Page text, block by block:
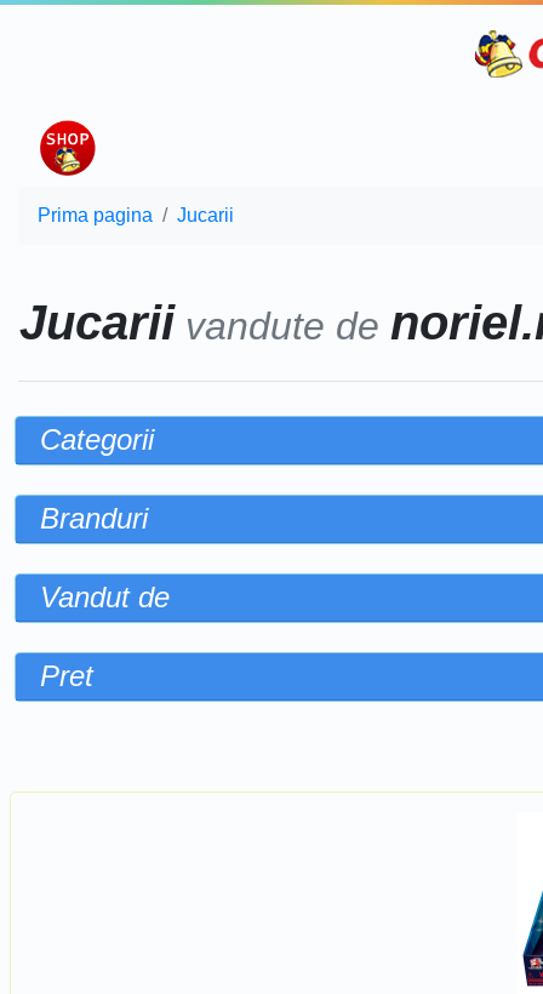
Prima pagina Jucarii
Jucariivandute de
Categorii
Branduri
Vandut de
Pret